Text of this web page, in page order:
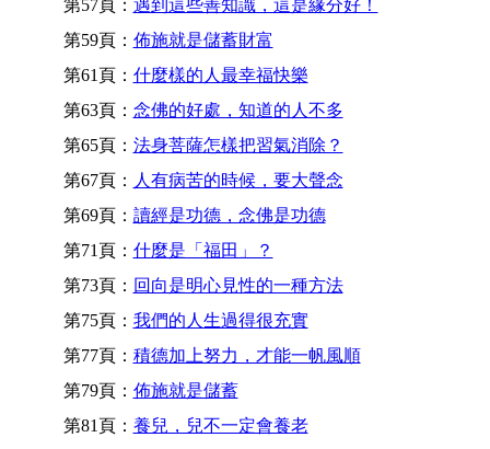
第57頁： 遇到這些善知識，這是緣分好！
第59頁： 佈施就是儲蓄財富
第61頁： 什麼樣的人最幸福快樂
第63頁： 念佛的好處，知道的人不多
第65頁： 法身菩薩怎樣把習氣消除？
第67頁： 人有病苦的時候，要大聲念
第69頁： 讀經是功德，念佛是功德
第71頁： 什麼是「福田」？
第73頁： 回向是明心見性的一種方法
第75頁： 我們的人生過得很充實
第77頁： 積德加上努力，才能一帆風順
第79頁： 佈施就是儲蓄
第81頁： 養兒，兒不一定會養老